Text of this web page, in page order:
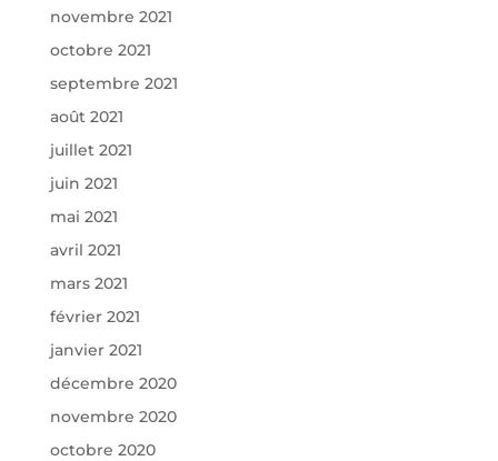
novembre 2021
octobre 2021
septembre 2021
août 2021
juillet 2021
juin 2021
mai 2021
avril 2021
mars 2021
février 2021
janvier 2021
décembre 2020
novembre 2020
octobre 2020